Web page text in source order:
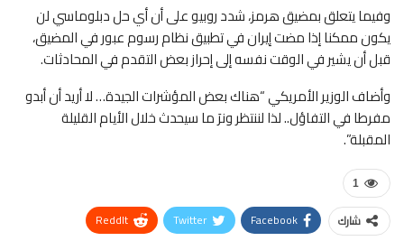
وفيما يتعلق بمضيق هرمز، شدد روبيو على أن أي حل دبلوماسي لن
يكون ممكنا إذا مضت إيران في تطبيق نظام رسوم عبور في المضيق،
قبل أن يشير في الوقت نفسه إلى إحراز بعض التقدم في المحادثات.
وأضاف الوزير الأمريكي “هناك بعض المؤشرات الجيدة… لا أريد أن أبدو
مفرطا في التفاؤل.. لذا لننتظر ونرَ ما سيحدث خلال الأيام القليلة
المقبلة”.
1
شارك Facebook
Twitter
ReddIt